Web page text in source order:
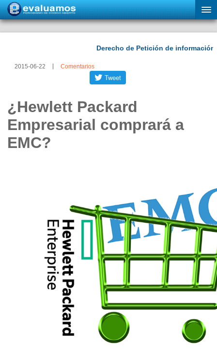
2015-06-22 Comentarios
¿Hewlett Packard
Empresarial comprará a
EMC?